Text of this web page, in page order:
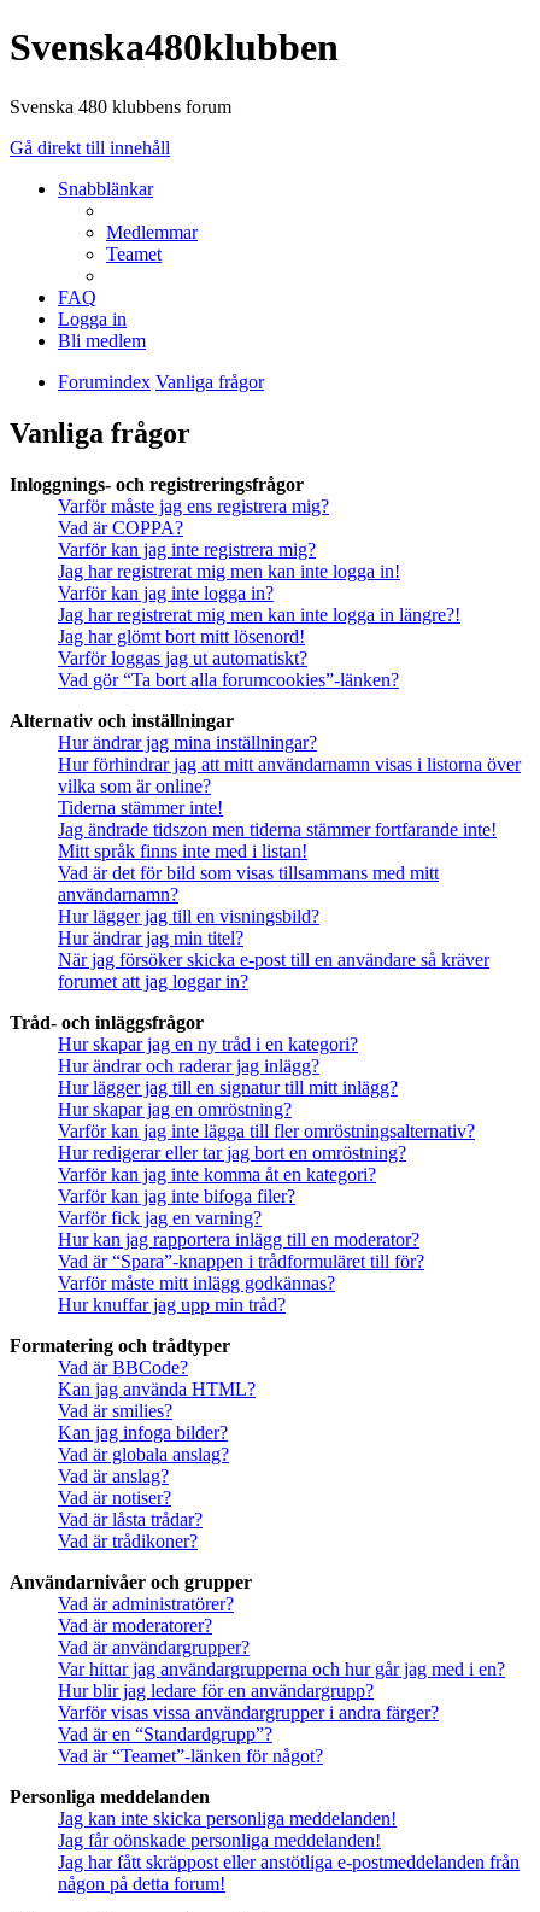
Svenska480klubben
Svenska 480 klubbens forum
Gå direkt till innehåll
Snabblänkar
Medlemmar
Teamet
FAQ
Logga in
Bli medlem
Forumindex Vanliga frågor
Vanliga frågor
Inloggnings- och registreringsfrågor
Varför måste jag ens registrera mig?
Vad är COPPA?
Varför kan jag inte registrera mig?
Jag har registrerat mig men kan inte logga in!
Varför kan jag inte logga in?
Jag har registrerat mig men kan inte logga in längre?!
Jag har glömt bort mitt lösenord!
Varför loggas jag ut automatiskt?
Vad gör “Ta bort alla forumcookies”-länken?
Alternativ och inställningar
Hur ändrar jag mina inställningar?
Hur förhindrar jag att mitt användarnamn visas i listorna över
vilka som är online?
Tiderna stämmer inte!
Jag ändrade tidszon men tiderna stämmer fortfarande inte!
Mitt språk finns inte med i listan!
Vad är det för bild som visas tillsammans med mitt
användarnamn?
Hur lägger jag till en visningsbild?
Hur ändrar jag min titel?
När jag försöker skicka e-post till en användare så kräver
forumet att jag loggar in?
Tråd- och inläggsfrågor
Hur skapar jag en ny tråd i en kategori?
Hur ändrar och raderar jag inlägg?
Hur lägger jag till en signatur till mitt inlägg?
Hur skapar jag en omröstning?
Varför kan jag inte lägga till fler omröstningsalternativ?
Hur redigerar eller tar jag bort en omröstning?
Varför kan jag inte komma åt en kategori?
Varför kan jag inte bifoga filer?
Varför fick jag en varning?
Hur kan jag rapportera inlägg till en moderator?
Vad är “Spara”-knappen i trådformuläret till för?
Varför måste mitt inlägg godkännas?
Hur knuffar jag upp min tråd?
Formatering och trådtyper
Vad är BBCode?
Kan jag använda HTML?
Vad är smilies?
Kan jag infoga bilder?
Vad är globala anslag?
Vad är anslag?
Vad är notiser?
Vad är låsta trådar?
Vad är trådikoner?
Användarnivåer och grupper
Vad är administratörer?
Vad är moderatorer?
Vad är användargrupper?
Var hittar jag användargrupperna och hur går jag med i en?
Hur blir jag ledare för en användargrupp?
Varför visas vissa användargrupper i andra färger?
Vad är en “Standardgrupp”?
Vad är “Teamet”-länken för något?
Personliga meddelanden
Jag kan inte skicka personliga meddelanden!
Jag får oönskade personliga meddelanden!
Jag har fått skräppost eller anstötliga e-postmeddelanden från
någon på detta forum!